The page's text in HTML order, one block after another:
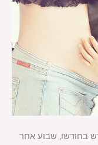
בחודשו, שבוע אחר